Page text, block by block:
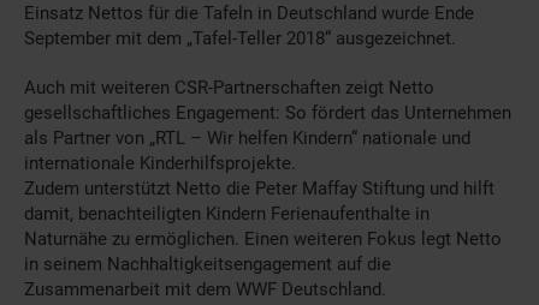
Einsatz Nettos für die Tafeln in Deutschland wurde Ende
September mit dem „Tafel-Teller 2018“ ausgezeichnet.
Auch mit weiteren CSR-Partnerschaften zeigt Netto
gesellschaftliches Engagement: So fördert das Unternehmen
als Partner von „RTL – Wir helfen Kindern“ nationale und
internationale Kinderhilfsprojekte.
Zudem unterstützt Netto die Peter Maffay Stiftung und hilft
damit, benachteiligten Kindern Ferienaufenthalte in
Naturnähe zu ermöglichen. Einen weiteren Fokus legt Netto
in seinem Nachhaltigkeitsengagement auf die
Zusammenarbeit mit dem WWF Deutschland.